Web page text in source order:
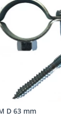
D 63 mm